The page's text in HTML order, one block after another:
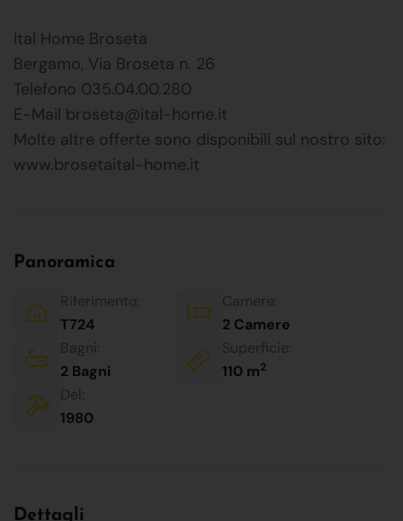
Ital Home Broseta
Bergamo, Via Broseta n. 26
Telefono 035.04.00.280
E-Mail broseta@ital-home.it
Molte altre offerte sono disponibili sul nostro sito:
www.brosetaital-home.it
Panoramica
Riferimento:
T724
Camere:
2 Camere
Bagni:
2 Bagni
Superficie:
110 m2
Del:
1980
Dettagli